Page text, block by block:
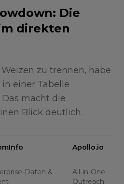
Die
direkten
zu trennen, habe
einer Tabelle
macht die
Blick deutlich.
Apollo.io
Daten &
All-in-One
Outreach